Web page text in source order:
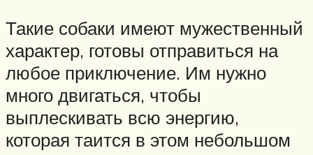
Такие собаки имеют мужественный
характер, готовы отправиться на
любое приключение. Им нужно
много двигаться, чтобы
выплескивать всю энергию,
которая таится в этом небольшом